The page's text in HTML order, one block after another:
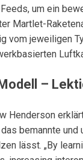
um ein
Martlet-
vom jeweiligen
–
Henderson
bemannte
lässt. „By